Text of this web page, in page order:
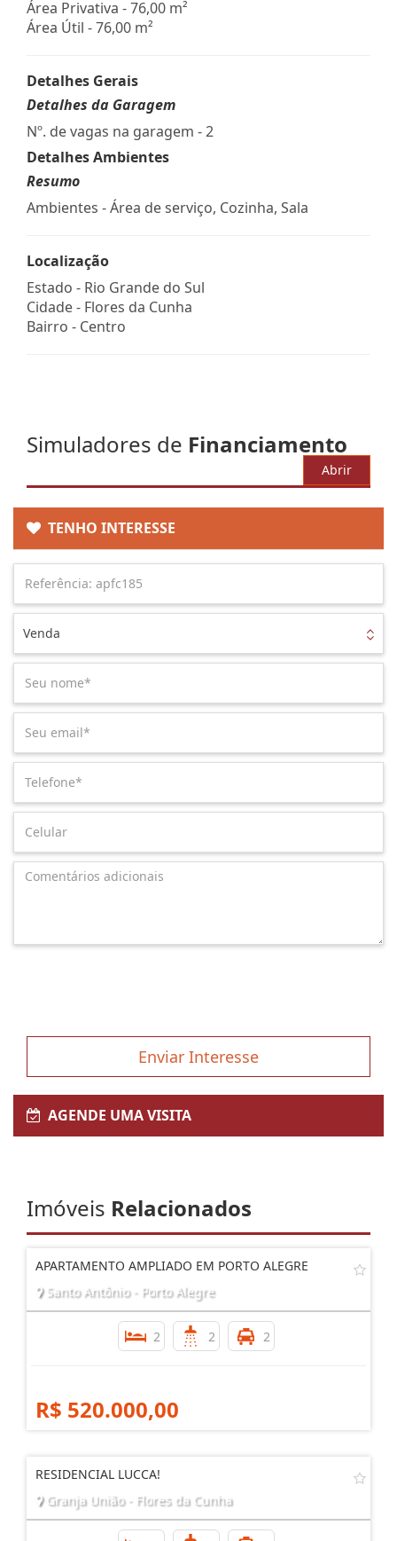
Área Privativa - 76,00 m²
Área Útil - 76,00 m²
Detalhes Gerais
Detalhes da Garagem
Nº. de vagas na garagem - 2
Detalhes Ambientes
Resumo
Ambientes - Área de serviço, Cozinha, Sala
Localização
Estado - Rio Grande do Sul
Cidade - Flores da Cunha
Bairro - Centro
Simuladores de Financiamento
Abrir
TENHO INTERESSE
Venda
Enviar Interesse
AGENDE UMA VISITA
Imóveis Relacionados
APARTAMENTO AMPLIADO EM PORTO ALEGRE
Santo Antônio - Porto Alegre
2 2 2
R$ 520.000,00
RESIDENCIAL LUCCA!
Granja União - Flores da Cunha